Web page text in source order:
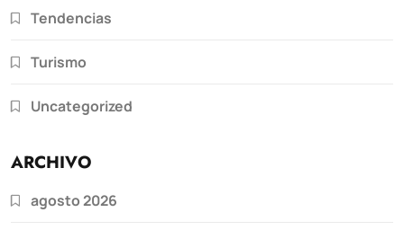
Tendencias
Turismo
Uncategorized
ARCHIVO
agosto 2026